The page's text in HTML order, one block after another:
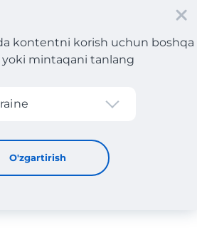
kontentni korish uchun boshqa
mintaqani tanlang
O'zgartirish